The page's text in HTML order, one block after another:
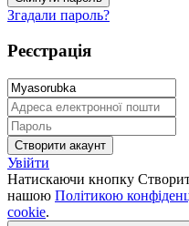
Згадали пароль?
Реєстрація
Увійти
Натискаючи кнопку
нашою Політикою
cookie.